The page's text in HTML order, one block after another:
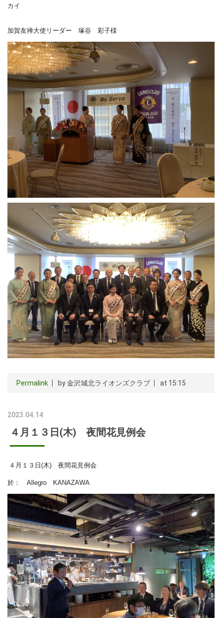
カイ
加賀友禅大使リーダー 塚谷 彩子様
Permalink by 金沢城北ライオンズクラブ at 15:15
2023.04.14
４月１３日(木) 夜間花見例会
４月１３日(木) 夜間花見例会
於： Allegro KANAZAWA